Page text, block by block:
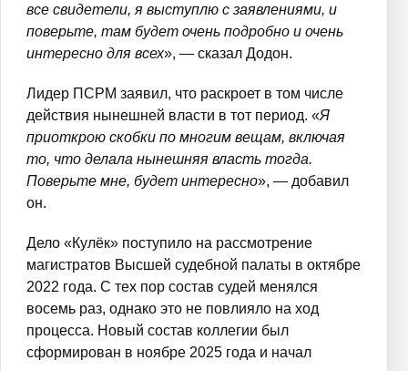
все свидетели, я выступлю с заявлениями, и
поверьте, там будет очень подробно и очень
интересно для всех», — сказал Додон.
Лидер ПСРМ заявил, что раскроет в том числе
действия нынешней власти в тот период. «Я
приоткрою скобки по многим вещам, включая
то, что делала нынешняя власть тогда.
Поверьте мне, будет интересно», — добавил
он.
Дело «Кулёк» поступило на рассмотрение
магистратов Высшей судебной палаты в октябре
2022 года. С тех пор состав судей менялся
восемь раз, однако это не повлияло на ход
процесса. Новый состав коллегии был
сформирован в ноябре 2025 года и начал